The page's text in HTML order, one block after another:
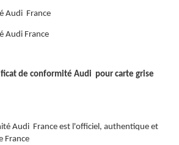
Audi France
Audi France
de conformité Audi pour carte grise
Audi France est l'officiel, authentique et
France